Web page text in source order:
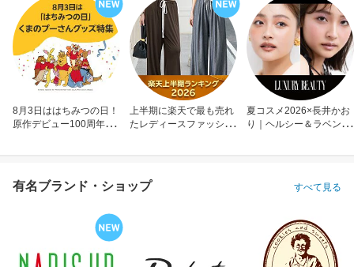
8月3日ははちみつの日！
原作デビュー100周年も
上半期に楽天で最も売れ
たレディースファッショ
夏コスメ2026×長井かお
り｜ヘルシー＆ラベンダ
有名ブランド・ショップ すべて見る